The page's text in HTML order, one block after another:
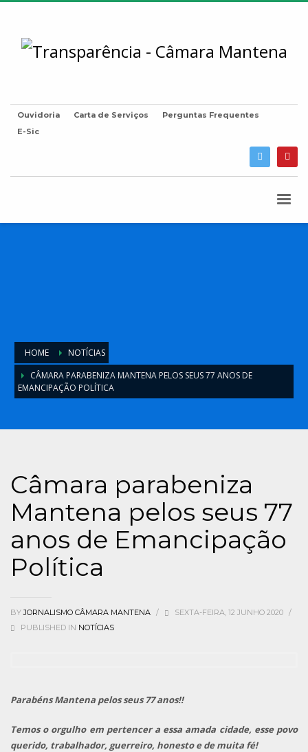
Ouvidoria Carta de Serviços
Perguntas Frequentes
E-Sic
HOME
NOTÍCIAS
CÂMARA PARABENIZA MANTENA PELOS SEUS 77 ANOS DE
EMANCIPAÇÃO POLÍTICA
Câmara parabeniza
Mantena pelos seus 77
anos de Emancipação
Política
BYJORNALISMO CÂMARA MANTENA / SEXTA-FEIRA, 12 JUNHO 2020 /
PUBLISHED IN NOTÍCIAS
Parabéns Mantena pelos seus 77 anos!!
Temos o orgulho em pertencer a essa amada cidade, esse povo
querido, trabalhador, guerreiro, honesto e de muita fé!